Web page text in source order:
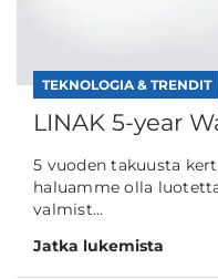
TEKNOLOGIA & TRENDIT
LINAK 5-year
5 vuoden takuusta
haluamme olla
valmist...
Jatka lukemista